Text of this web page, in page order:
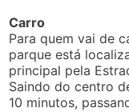
Carro
Para quem vai de
parque está
principal pela
Saindo do centro
10 minutos,